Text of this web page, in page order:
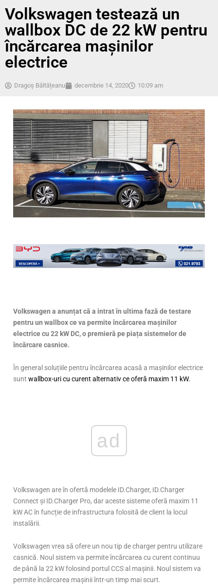
Volkswagen testează un
wallbox DC de 22 kW pentru
încărcarea mașinilor
electrice
Dragoș Băltățeanu decembrie 14, 2020 10:09 am
Volkswagen a anunțat că a intrat în ultima fază de testare
pentru un wallbox ce va permite încărcarea mașinilor
electrice cu 22 kW DC, o premieră pe piața sistemelor de
încărcare casnice.
În general soluțiile pentru încărcarea acasă a mașinilor electrice
suntwallbox-uri cu curent alternativ ce oferă maxim 11 kW.
ad
Volkswagen are în ofertă modelele ID.Charger, ID.Charger
Connect și ID.Charger Pro, dar aceste sisteme oferă maxim 11
kW AC în funcție de infrastructura folosită de client la locul
instalării.
Volkswagen vrea să ofere un nou tip de charger pentru utilizare
casnică. Noul sistem va permite încărcarea cu curent continuu
de până la 22 kW folosind portul CCS al mașinii. Noul sistem va
permite încărcarea mașinii într-un timp mai scurt.